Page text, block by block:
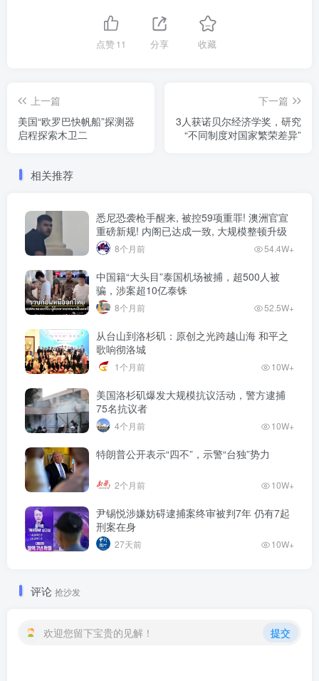
点赞11 分享 收藏
上一篇
美国“欧罗巴快帆船”探测器
启程探索木卫二
下一篇
3人获诺贝尔经济学奖，研究
“不同制度对国家繁荣差异”
相关推荐
悉尼恐袭枪手醒来, 被控59项重罪! 澳洲官宣
重磅新规! 内阁已达成一致, 大规模整顿升级
8个月前 54.4W+
中国籍“大头目”泰国机场被捕，超500人被
骗，涉案超10亿泰铢
8个月前 52.5W+
从台山到洛杉矶：原创之光跨越山海 和平之
歌响彻洛城
1个月前 10W+
美国洛杉矶爆发大规模抗议活动，警方逮捕
75名抗议者
4个月前 10W+
特朗普公开表示“四不”，示警“台独”势力
2个月前 10W+
尹锡悦涉嫌妨碍逮捕案终审被判7年 仍有7起
刑案在身
27天前 10W+
评论 抢沙发
欢迎您留下宝贵的见解！ 提交